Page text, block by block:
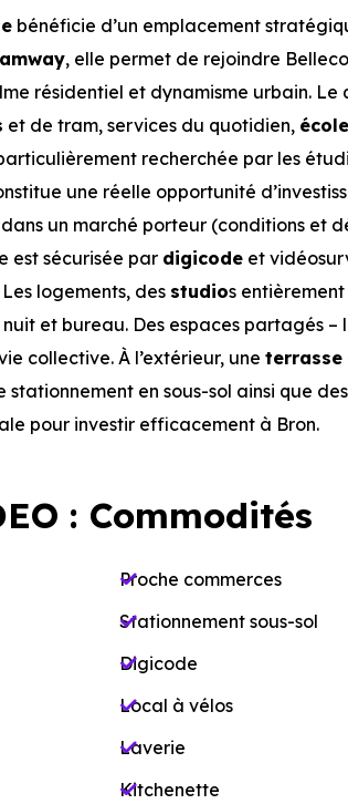
bénéficie d’un emplacement
, elle permet de rejoindre
résidentiel et dynamisme urbain.
et de tram, services du quotidien,
recherchée par les
une réelle opportunité
un marché porteur (conditions et
est sécurisée par digicode et
logements, des studios
nuit et bureau. Des espaces partagés
collective. À l’extérieur, une terrasse
stationnement en sous-sol ainsi que
pour investir efficacement à Bron.
: Commodités
Proche commerces
Stationnement sous-sol
Digicode
Local à vélos
Laverie
Kitchenette